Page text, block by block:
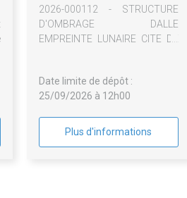
2026-000112 - STRUCTURE
D'OMBRAGE DALLE
EMPREINTE LUNAIRE CITE DE
Date limite de dépôt :
25/09/2026 à 12h00
Plus d'informations